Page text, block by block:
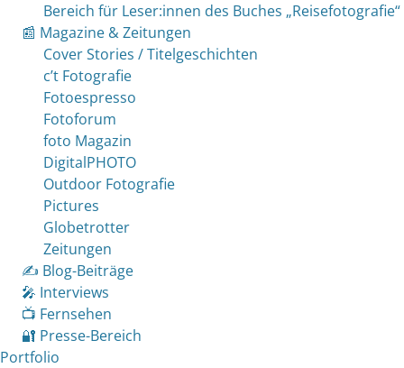
Bereich für Leser:innen des Buches „Reisefotografie“
📰 Magazine & Zeitungen
Cover Stories / Titelgeschichten
c’t Fotografie
Fotoespresso
Fotoforum
foto Magazin
DigitalPHOTO
Outdoor Fotografie
Pictures
Globetrotter
Zeitungen
✍️ Blog-Beiträge
🎤 Interviews
📺 Fernsehen
🔐 Presse-Bereich
Portfolio